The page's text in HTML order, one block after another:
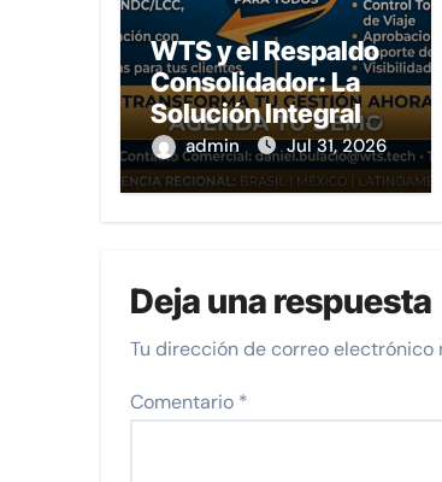
WTS y el Respaldo
Consolidador: La
Solución Integral
para Agencias y
Empresas en LatAm
admin Jul 31, 2026
Deja una respuesta
Tu dirección de correo electrónico
Comentario *